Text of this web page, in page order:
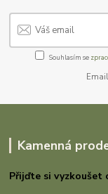
Souhlasím se
Kamenná
Přijďte si vyzkoušet